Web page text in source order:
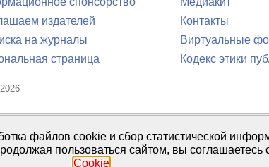
издателей
на журналы
страница
Контакты
Виртуальные
Кодекс этики
июля 2016 г.
файлов cookie и сбор статистической
пользоваться сайтом, вы соглашаетесь
Cookie.